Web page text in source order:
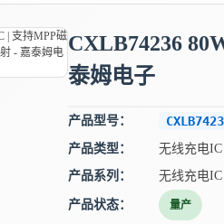
CXLB74236
泰姆电子
产品型号：
产品类型：
无线充电IC
产品系列：
无线充电
产品状态： 量产